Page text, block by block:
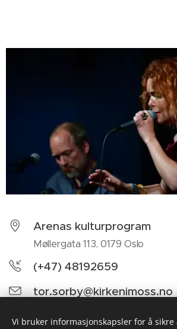
Arenas kulturprogram
Møllergata 113, 0179 Oslo
(+47) 48192659
tor.sorby@kirkenimoss.no
Facebook
Vi bruker informasjonskapsler for å